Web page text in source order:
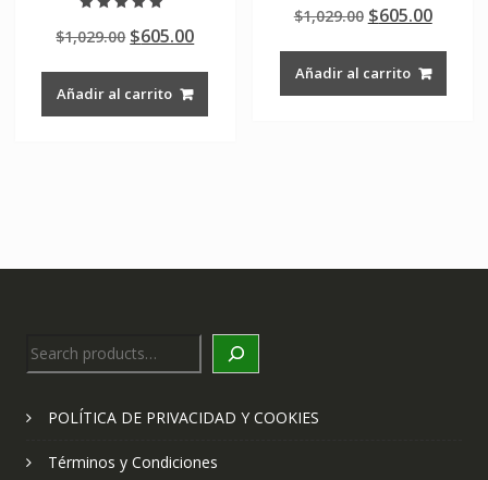
5.00
de 5
$1,029.00 Original
was:
$1,029.00.
$605.00Current
Añadir al carrito
4.50
de 5
$1,029.00 Original
was:
$1,029.00.
$605.00
Añadir al carrito
Search
POLÍTICA DE PRIVACIDAD Y COOKIES
Términos y Condiciones